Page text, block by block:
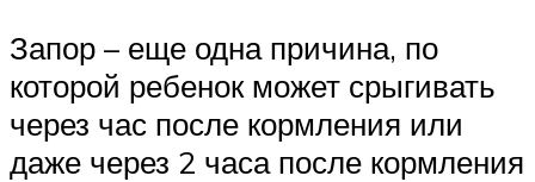
Запор – еще одна причина, по
которой ребенок может срыгивать
через час после кормления или
даже через 2 часа после кормления